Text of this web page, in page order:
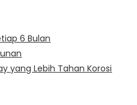
6 Bulan
yang Lebih Tahan Korosi